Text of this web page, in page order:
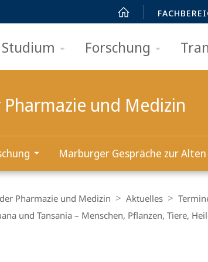
Studium Forschung
und Medizin
Marburger Gespräche zur
Pharmazie und Medizin Aktuelles
und Tansania – Menschen, Pflanzen, Tiere,